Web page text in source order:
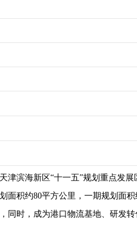
津滨海新区“十一五”规划重点发
面积约80平方公里，一期规划面
同时，成为港口物流基地、研发